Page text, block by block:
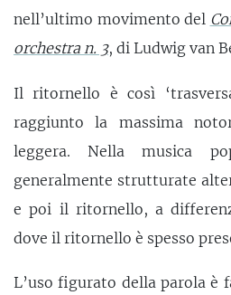
nell’ultimo movimento del
orchestra n. 3, di Ludwig van
Il ritornello è così
raggiunto la massima
leggera. Nella musica
generalmente strutturate
e poi il ritornello, a
dove il ritornello è spesso
L’uso figurato della parola